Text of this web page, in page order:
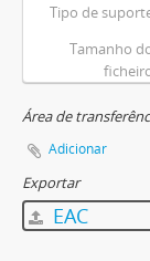
Tipo de
Tamanho
Área de
Adicionar
Exportar
EAC